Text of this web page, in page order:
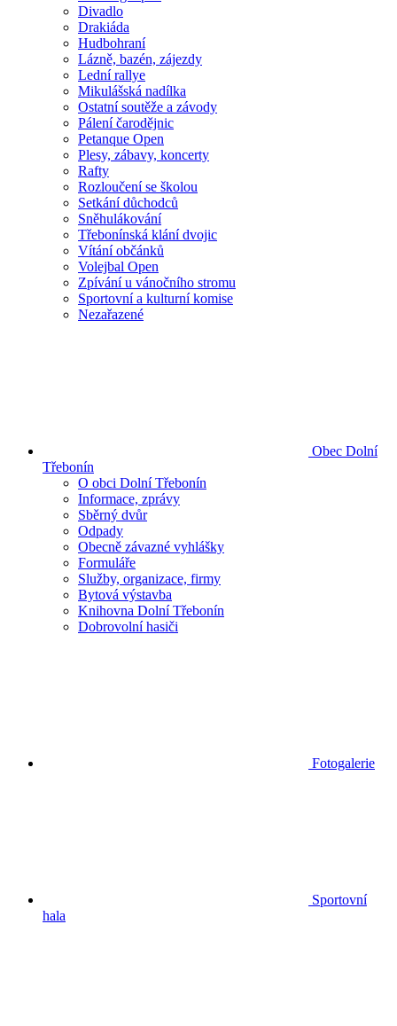
Divadlo
Drakiáda
Hudbohraní
Lázně, bazén, zájezdy
Lední rallye
Mikulášská nadílka
Ostatní soutěže a závody
Pálení čarodějnic
Petanque Open
Plesy, zábavy, koncerty
Rafty
Rozloučení se školou
Setkání důchodců
Sněhulákování
Třebonínská klání dvojic
Vítání občánků
Volejbal Open
Zpívání u vánočního stromu
Sportovní a kulturní komise
Nezařazené
Obec Dolní
Třebonín
O obci Dolní Třebonín
Informace, zprávy
Sběrný dvůr
Odpady
Obecně závazné vyhlášky
Formuláře
Služby, organizace, firmy
Bytová výstavba
Knihovna Dolní Třebonín
Dobrovolní hasiči
Fotogalerie
Sportovní
hala